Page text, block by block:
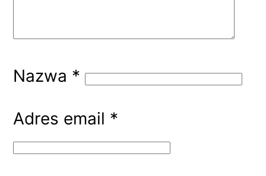
Nazwa *
Adres email *